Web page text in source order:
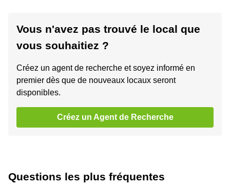
Vous n'avez pas trouvé le local que
vous souhaitiez ?
Créez un agent de recherche et soyez informé en
premier dès que de nouveaux locaux seront
disponibles.
Créez un Agent de Recherche
Questions les plus fréquentes